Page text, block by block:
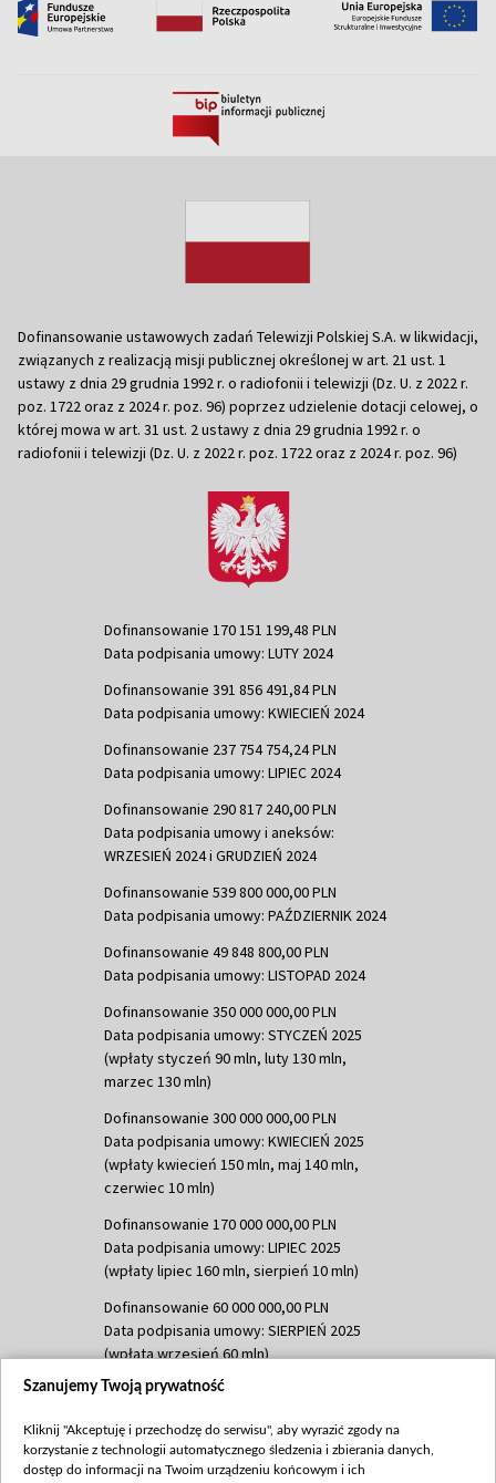
Dofinansowanie ustawowych zadań Telewizji Polskiej S.A. w likwidacji,
związanych z realizacją misji publicznej określonej w art. 21 ust. 1
ustawy z dnia 29 grudnia 1992 r. o radiofonii i telewizji (Dz. U. z 2022 r.
poz. 1722 oraz z 2024 r. poz. 96) poprzez udzielenie dotacji celowej, o
której mowa w art. 31 ust. 2 ustawy z dnia 29 grudnia 1992 r. o
radiofonii i telewizji (Dz. U. z 2022 r. poz. 1722 oraz z 2024 r. poz. 96)
Dofinansowanie 170 151 199,48 PLN
Data podpisania umowy: LUTY 2024
Dofinansowanie 391 856 491,84 PLN
Data podpisania umowy: KWIECIEŃ 2024
Dofinansowanie 237 754 754,24 PLN
Data podpisania umowy: LIPIEC 2024
Dofinansowanie 290 817 240,00 PLN
Data podpisania umowy i aneksów:
WRZESIEŃ 2024 i GRUDZIEŃ 2024
Dofinansowanie 539 800 000,00 PLN
Data podpisania umowy: PAŹDZIERNIK 2024
Dofinansowanie 49 848 800,00 PLN
Data podpisania umowy: LISTOPAD 2024
Dofinansowanie 350 000 000,00 PLN
Data podpisania umowy: STYCZEŃ 2025
(wpłaty styczeń 90 mln, luty 130 mln,
marzec 130 mln)
Dofinansowanie 300 000 000,00 PLN
Data podpisania umowy: KWIECIEŃ 2025
(wpłaty kwiecień 150 mln, maj 140 mln,
czerwiec 10 mln)
Dofinansowanie 170 000 000,00 PLN
Data podpisania umowy: LIPIEC 2025
(wpłaty lipiec 160 mln, sierpień 10 mln)
Dofinansowanie 60 000 000,00 PLN
Data podpisania umowy: SIERPIEŃ 2025
(wpłata wrzesień 60 mln)
Dofinansowanie 635 783 051,21 PLN
(wpłata wrzesień 100 mln, październik 350
mln, listopad 265 mln)
Szanujemy Twoją prywatność
Kliknij "Akceptuję i przechodzę do serwisu", aby wyrazić zgody na
korzystanie z technologii automatycznego śledzenia i zbierania danych,
dostęp do informacji na Twoim urządzeniu końcowym i ich